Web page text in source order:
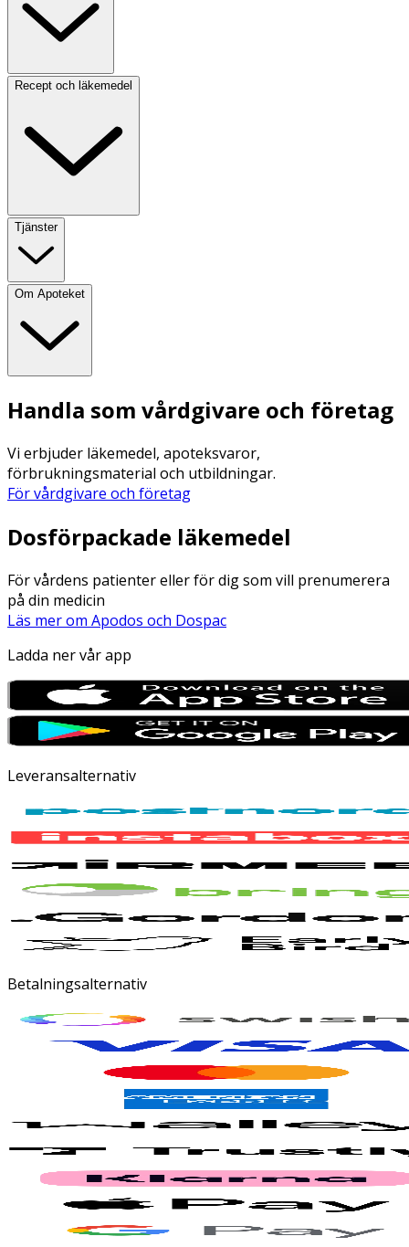
Recept och läkemedel
Tjänster
Om Apoteket
Handla som vårdgivare och företag
Vi erbjuder läkemedel, apoteksvaror,
förbrukningsmaterial och utbildningar.
För vårdgivare och företag
Dosförpackade läkemedel
För vårdens patienter eller för dig som vill prenumerera
på din medicin
Läs mer om Apodos och Dospac
Ladda ner vår app
Leveransalternativ
Betalningsalternativ